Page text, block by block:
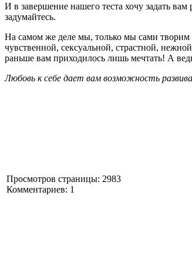
И в завершение нашего теста хочу задать
задумайтесь.
На самом же деле мы, только мы сами творим
чувственной, сексуальной, страстной,
раньше вам приходилось лишь мечтать! А
Любовь к себе дает вам возможность
Просмотров страницы: 2983
Комментариев: 1